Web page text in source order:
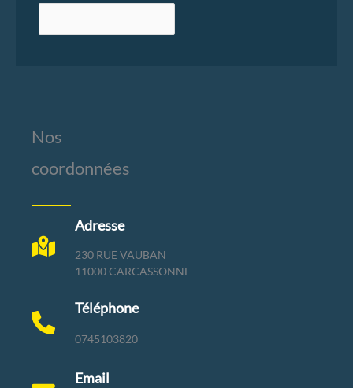
Nos
coordonnées
Adresse
230 RUE VAUBAN
11000 CARCASSONNE
Téléphone
0745103820
Email